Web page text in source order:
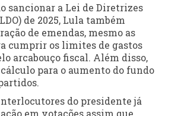
sancionar a Lei de Diretrizes
de 2025, Lula também
de emendas, mesmo as
cumprir os limites de gastos
arcabouço fiscal. Além disso,
para o aumento do fundo
do presidente já
em votações assim que